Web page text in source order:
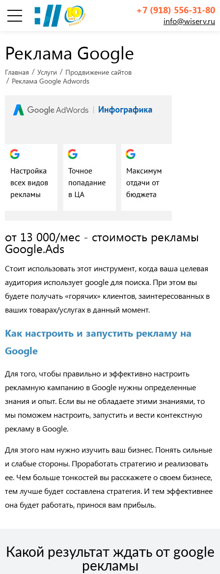
+7 (918) 556-31-80
info@wiserv.ru
Реклама Google
Главная Услуги
Продвижение сайтов
Реклама Google Adwords
от 13 000/мес - стоимость рекламы
Google.Ads
Стоит использовать этот инструмент, когда ваша целевая
аудитория использует google для поиска. При этом вы
будете получать «горячих» клиентов, заинтересованных в
ваших товарах/услугах в данный момент.
Как настроить и запустить рекламу на
Google
Для того, чтобы правильно и эффективно настроить
рекламную кампанию в Google нужны определенные
знания и опыт. Если вы не обладаете этими знаниями, то
мы поможем настроить, запустить и вести контекстную
рекламу в Google.
Для этого нам нужно изучить ваш бизнес. Понять сильные
и слабые стороны. Проработать стратегию и реализовать
ее. Чем больше тонкостей вы расскажете о своем бизнесе,
тем лучше будет составлена стратегия. И тем эффективнее
она будет работать, принося вам прибыль.
Какой результат ждать от google
рекламы